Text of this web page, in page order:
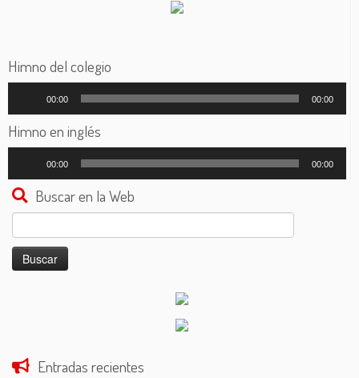
Himno del colegio
audio
00:00 00:00
Himno en inglés
audio
00:00 00:00
Buscar en la Web
Entradas recientes